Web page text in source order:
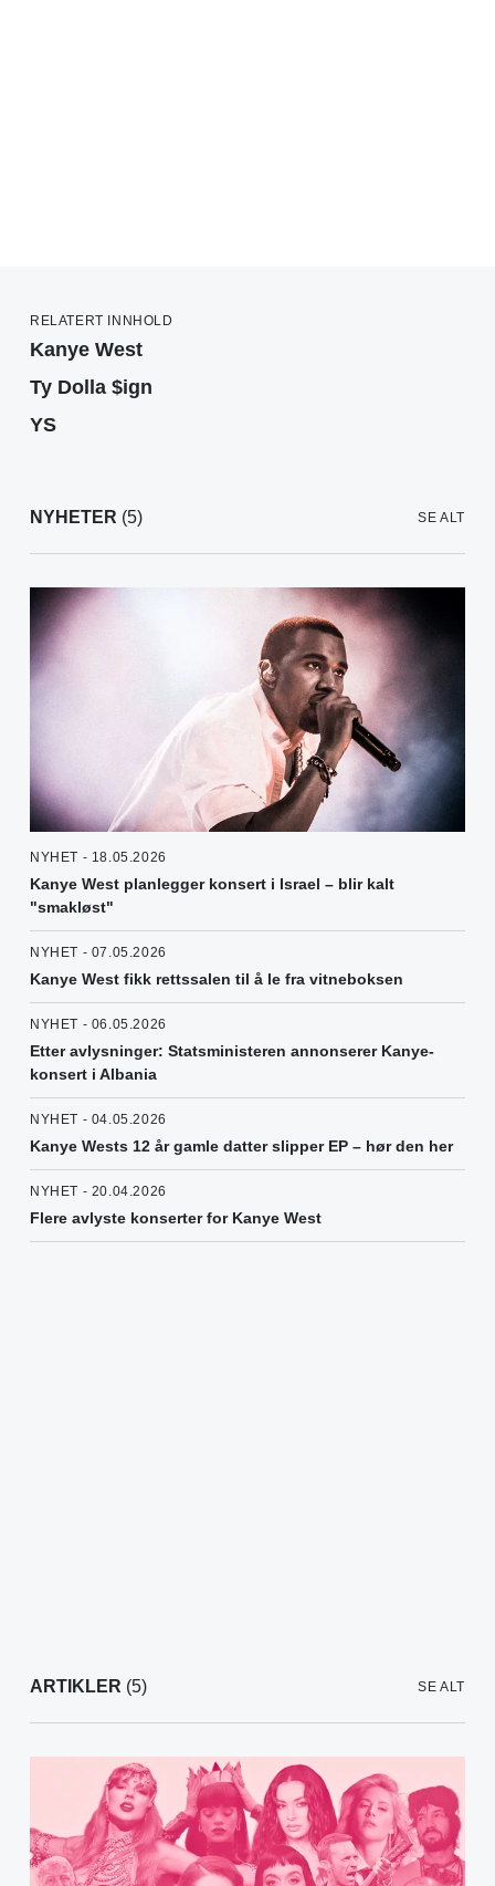
RELATERT INNHOLD
Kanye West
Ty Dolla $ign
YS
NYHETER (5) SE ALT
NYHET - 18.05.2026
Kanye West planlegger konsert i Israel – blir kalt
"smakløst"
NYHET - 07.05.2026
Kanye West fikk rettssalen til å le fra vitneboksen
NYHET - 06.05.2026
Etter avlysninger: Statsministeren annonserer Kanye-
konsert i Albania
NYHET - 04.05.2026
Kanye Wests 12 år gamle datter slipper EP – hør den her
NYHET - 20.04.2026
Flere avlyste konserter for Kanye West
ARTIKLER (5) SE ALT